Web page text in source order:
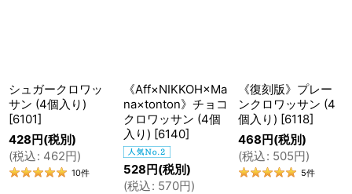
とのこと。
これが、アレルギー対応のパン屋としてのトントンの
第一歩でした。
絞り込む
シュガークロワッ
サン (4個入り)
[6101]
428 円(税別)
(税込: 462円)
10件
《Aff×NIKKOH×Ma
na×tonton》チョコ
クロワッサン (4個
入り) [6140]
528 円(税別)
(税込: 570円)
《復刻版》プレー
ンクロワッサン (4
個入り) [6118]
468 円(税別)
(税込: 505円)
5件